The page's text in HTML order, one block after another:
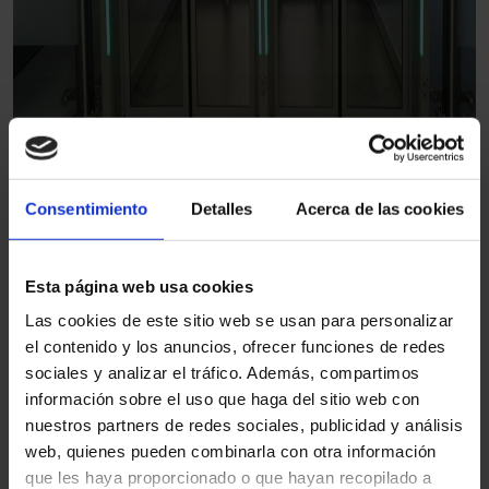
Consentimiento Detalles Acerca de las cookies
Esta página web usa cookies
Las cookies de este sitio web se usan para personalizar
el contenido y los anuncios, ofrecer funciones de redes
sociales y analizar el tráfico. Además, compartimos
información sobre el uso que haga del sitio web con
nuestros partners de redes sociales, publicidad y análisis
web, quienes pueden combinarla con otra información
que les haya proporcionado o que hayan recopilado a
Il s'agit de couloirs installés en parallèle, pourpermettre
un flux continu des passagers lorsque le trafic est assez